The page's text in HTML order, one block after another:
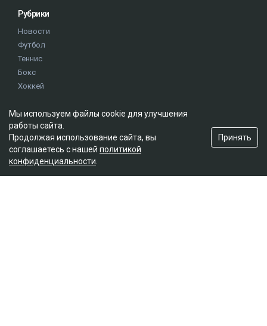
Рубрики
Новости
Футбол
Теннис
Бокс
Хоккей
Истории
Олимпиада
Редакция
О проекте
Мы используем файлы cookie для улучшения
работы сайта.
Продолжая использование сайта, вы
соглашаетесь с нашей политикой
конфиденциальности
Принять